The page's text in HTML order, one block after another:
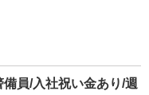
員/入社祝い金あり/週